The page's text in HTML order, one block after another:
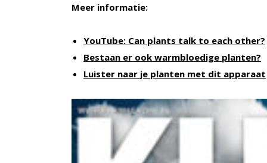
Meer informatie:
YouTube: Can plants talk to each other?
Bestaan er ook warmbloedige planten?
Luister naar je planten met dit apparaat